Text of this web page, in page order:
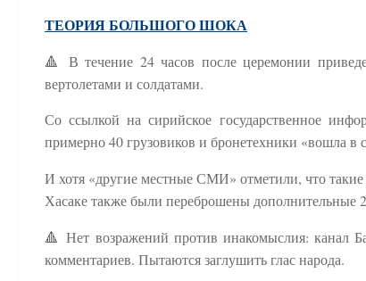
ТЕОРИЯ БОЛЬШОГО ШОКА
🔺 В течение 24 часов после церемонии
вертолетами и солдатами.
Со ссылкой на сирийское государственное
примерно 40 грузовиков и бронетехники «вошла
И хотя «другие местные СМИ» отметили, что
Хасаке также были переброшены дополнительные
🔺 Нет возражений против инакомыслия: канал
комментариев. Пытаются заглушить глас народа.